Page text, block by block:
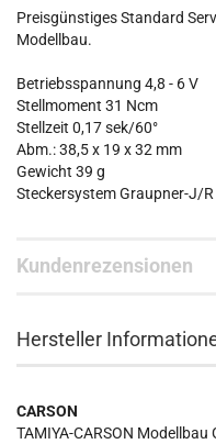
Preisgünstiges Standard
Modellbau.
Betriebsspannung 4,8 - 6 V
Stellmoment 31 Ncm
Stellzeit 0,17 sek/60°
Abm.: 38,5 x 19 x 32 mm
Gewicht 39 g
Steckersystem Graupner-J/R
Kundenrezensionen
Hersteller
CARSON
TAMIYA-CARSON Modellbau